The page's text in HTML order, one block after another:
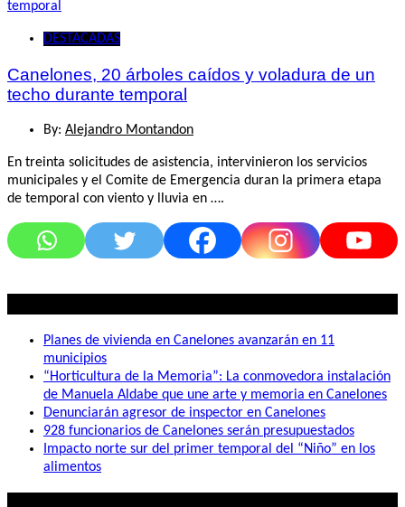
DESTACADAS
Canelones, 20 árboles caídos y voladura de un
techo durante temporal
By: Alejandro Montandon
En treinta solicitudes de asistencia, intervinieron los servicios
municipales y el Comite de Emergencia duran la primera etapa
de temporal con viento y lluvia en ….
Planes de vivienda en Canelones avanzarán en 11
municipios
“Horticultura de la Memoria”: La conmovedora instalación
de Manuela Aldabe que une arte y memoria en Canelones
Denunciarán agresor de inspector en Canelones
928 funcionarios de Canelones serán presupuestados
Impacto norte sur del primer temporal del “Niño” en los
alimentos